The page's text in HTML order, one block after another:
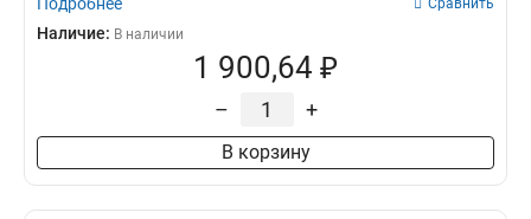
Сравнить
Наличие: В наличии
1 900,64 ₽
– +
В корзину